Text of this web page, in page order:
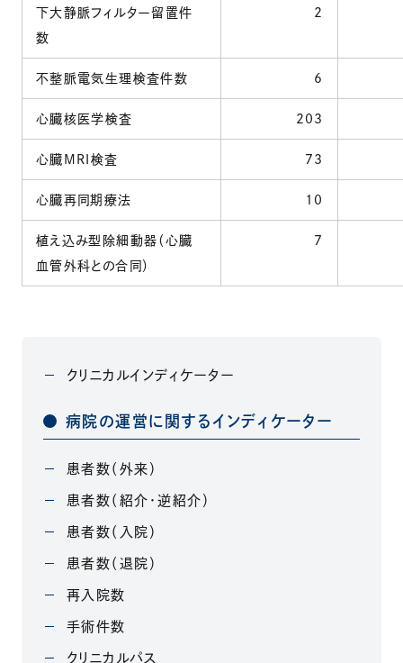
下大静脈フィルター留置件
数
2
不整脈電気生理検査件数 6
心臓核医学検査 203
心臓MRI検査 73
心臓再同期療法 10
植え込み型除細動器（心臓
血管外科との合同）
7
クリニカルインディケーター
病院の運営に関するインディケーター
患者数（外来）
患者数（紹介・逆紹介）
患者数（入院）
患者数（退院）
再入院数
手術件数
クリニカルパス